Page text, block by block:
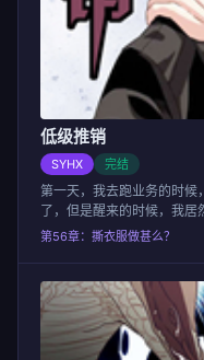
低级推销
SYHX 完结
第一天，我去跑业务的时候
了，但是醒来的时候，我居
第56章：撕衣服做甚么？